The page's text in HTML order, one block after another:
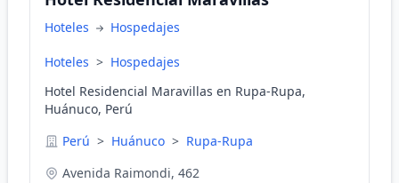
Hoteles Hospedajes
Hoteles > Hospedajes
Hotel Residencial Maravillas en Rupa-Rupa,
Huánuco, Perú
Perú > Huánuco > Rupa-Rupa
Avenida Raimondi, 462